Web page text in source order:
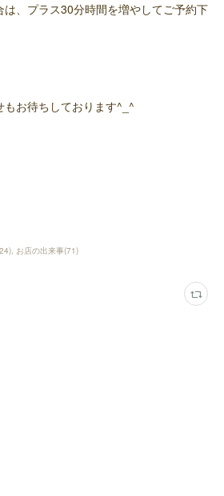
は、プラス30分時間を増やしてご予約下
お待ちしております^_^
) お店の出来事(71)